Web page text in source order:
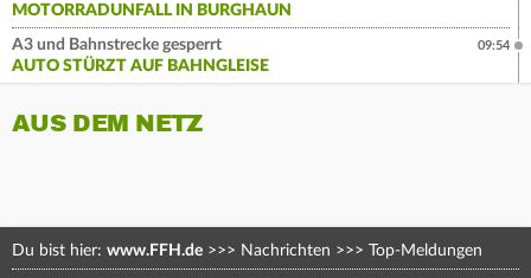
MOTORRADUNFALL IN BURGHAUN
A3 und Bahnstrecke gesperrt
AUTO STÜRZT AUF BAHNGLEISE
09:54
AUS DEM NETZ
Du bist hier: www.FFH.de >>> Nachrichten >>> Top-Meldungen